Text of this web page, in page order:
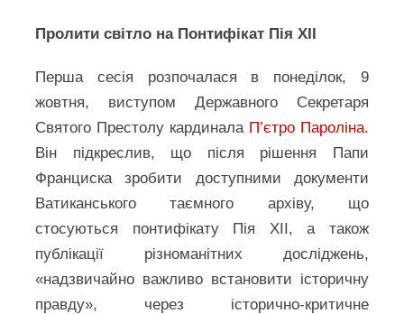
Пролити світло на Понтифікат Пія ХІІ
Перша сесія розпочалася в понеділок, 9
жовтня, виступом Державного Секретаря
Святого Престолу кардинала П’єтро Пароліна.
Він підкреслив, що після рішення Папи
Франциска зробити доступними документи
Ватиканського таємного архіву, що
стосуються понтифікату Пія XII, а також
публікації різноманітних досліджень,
«надзвичайно важливо встановити історичну
правду», через історично-критичне